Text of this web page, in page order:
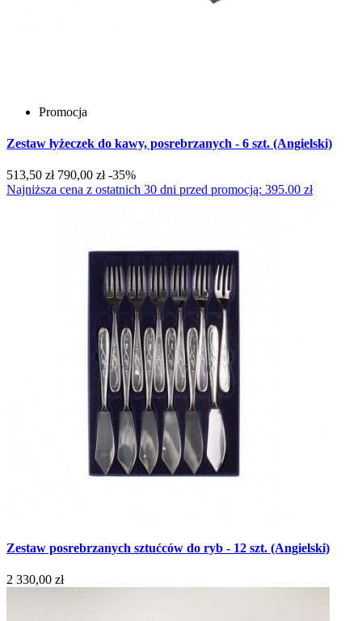
Promocja
Zestaw łyżeczek do kawy, posrebrzanych - 6 szt. (Angielski)
513,50 zł 790,00 zł -35%
Najniższa cena z ostatnich 30 dni przed promocją: 395.00 zł
Zestaw posrebrzanych sztućców do ryb - 12 szt. (Angielski)
2 330,00 zł